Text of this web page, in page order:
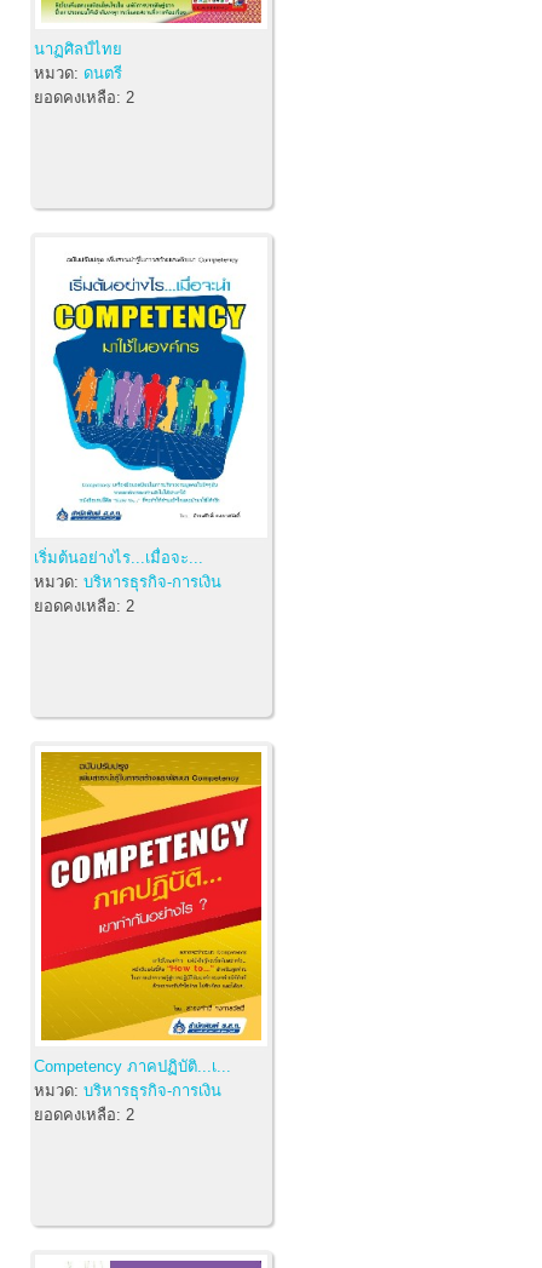
นาฏศิลป์ไทย
หมวด: ดนตรี
ยอดคงเหลือ: 2
เริ่มต้นอย่างไร...เมื่อจะ...
หมวด: บริหารธุรกิจ-การเงิน
ยอดคงเหลือ: 2
Competency ภาคปฏิบัติ...เ...
หมวด: บริหารธุรกิจ-การเงิน
ยอดคงเหลือ: 2